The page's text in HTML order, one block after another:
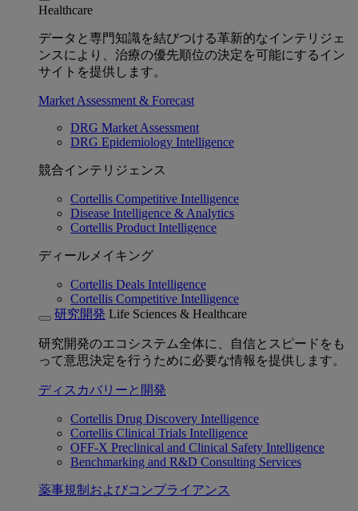
Healthcare
データと専門知識を結びつける革新的なインテリジェ
ンスにより、治療の優先順位の決定を可能にするイン
サイトを提供します。
Market Assessment & Forecast
DRG Market Assessment
DRG Epidemiology Intelligence
競合インテリジェンス
Cortellis Competitive Intelligence
Disease Intelligence & Analytics
Cortellis Product Intelligence
ディールメイキング
Cortellis Deals Intelligence
Cortellis Competitive Intelligence
研究開発 Life Sciences & Healthcare
研究開発のエコシステム全体に、自信とスピードをも
って意思決定を行うために必要な情報を提供します。
ディスカバリーと開発
Cortellis Drug Discovery Intelligence
Cortellis Clinical Trials Intelligence
OFF-X Preclinical and Clinical Safety Intelligence
Benchmarking and R&D Consulting Services
薬事規制およびコンプライアンス